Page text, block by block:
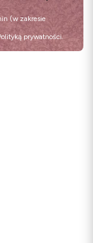
(w zakresie
prywatności.